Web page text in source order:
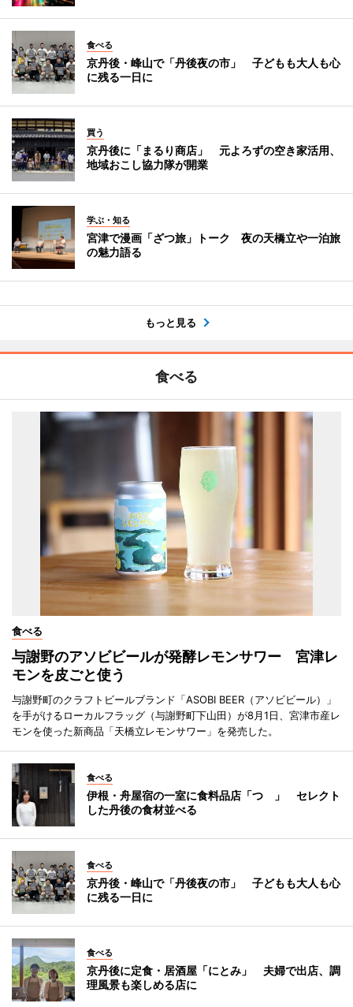
食べる
京丹後・峰山で「丹後夜の市」 子どもも大人も心
に残る一日に
買う
京丹後に「まるり商店」 元よろずの空き家活用、
地域おこし協力隊が開業
学ぶ・知る
宮津で漫画「ざつ旅」トーク 夜の天橋立や一泊旅
の魅力語る
もっと見る
食べる
食べる
与謝野のアソビビールが発酵レモンサワー 宮津レ
モンを皮ごと使う
与謝野町のクラフトビールブランド「ASOBI BEER（アソビビール）」
を手がけるローカルフラッグ（与謝野町下山田）が8月1日、宮津市産レ
モンを使った新商品「天橋立レモンサワー」を発売した。
食べる
伊根・舟屋宿の一室に食料品店「つゝ」 セレクト
した丹後の食材並べる
食べる
京丹後・峰山で「丹後夜の市」 子どもも大人も心
に残る一日に
食べる
京丹後に定食・居酒屋「にとみ」 夫婦で出店、調
理風景も楽しめる店に